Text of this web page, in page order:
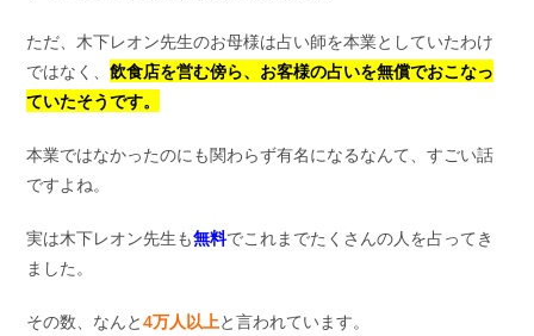
ただ、木下レオン先生のお母様は占い師を本業としていたわけ
ではなく、飲食店を営む傍ら、お客様の占いを無償でおこなっ
ていたそうです。
本業ではなかったのにも関わらず有名になるなんて、すごい話
ですよね。
実は木下レオン先生も無料でこれまでたくさんの人を占ってき
ました。
その数、なんと4万人以上と言われています。